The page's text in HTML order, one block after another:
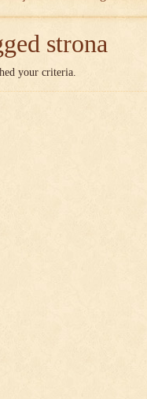
strona
your criteria.